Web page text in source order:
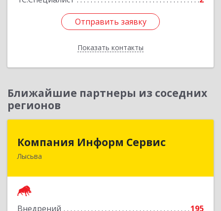
Отправить заявку
Показать контакты
Отправить заявку
Назад
Ближайшие партнеры из соседних
регионов
Компания Информ Сервис
Лысьва
Внедрений
195
Компания Информ Сервис
618909, Пермский край, Лысьва г, Металлистов